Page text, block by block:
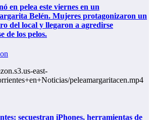
en pelea este viernes en un
Belén. Mujeres protagonizaron un
del local y llegaron a agredirse
de los pelos.
east-
peleamargaritacen.mp4
secuestran iPhones, herramientas de